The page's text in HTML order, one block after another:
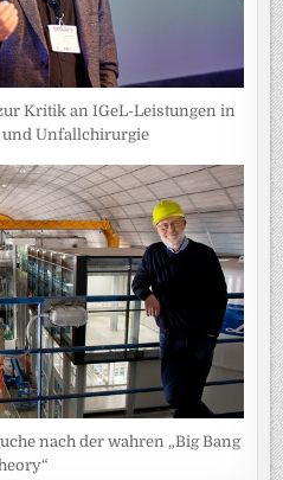
Kritik an IGeL-Leistungen in
und Unfallchirurgie
nach der wahren „Big Bang